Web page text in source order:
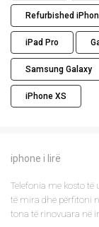
Refurbished
iPad Pro
Samsung Galaxy
iPhone XS
iphone i lirë
Telefonia me kosto të
të mira dhe përfitoni
tona të rinovuara në